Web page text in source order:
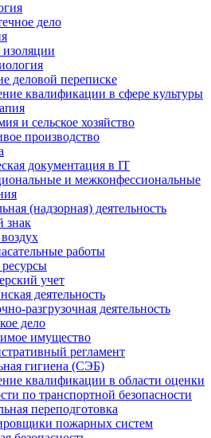
дело
деловой переписке
квалификации в сфере культуры
и сельское хозяйство
производство
документация в IT
и межконфессиональные
(надзорная) деятельность
знак
работы
учет
деятельность
разгрузочная деятельность
дело
имущество
регламент
гигиена (СЭБ)
квалификации в области оценки
по транспортной безопасности
переподготовка
пожарных систем